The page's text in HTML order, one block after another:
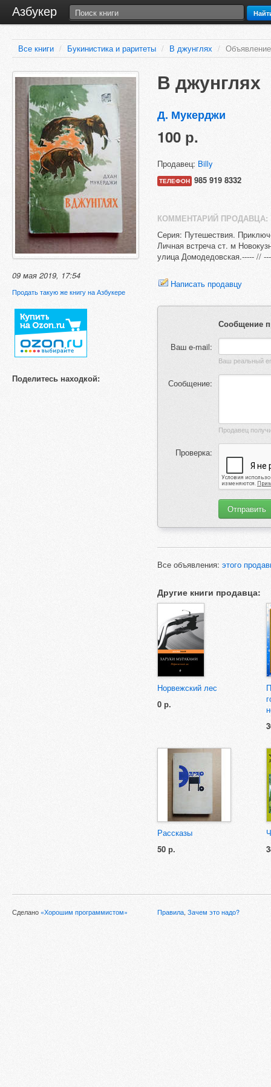
Азбукер
Все книги / Букинистика и раритеты / В джунглях /
09 мая 2019, 17:54
Продать такую же книгу на Азбукере
Поделитесь находкой:
В джунглях
Д. Мукерджи
100 р.
Продавец: Billy
ТЕЛЕФОН 985 919 8332
КОММЕНТАРИЙ ПРОДАВЦА:
Серия: Путешествия.
Личная встреча ст. м
улица Домодедовская.----- //
Написать продавцу
Сообщение
Ваш e-mail:
Сообщение:
Проверка:
Все объявления: этого
Другие книги продавца:
Норвежский лес
0 р.
Рассказы
50 р.
Сделано «Хорошим программистом» Правила, Зачем это надо?